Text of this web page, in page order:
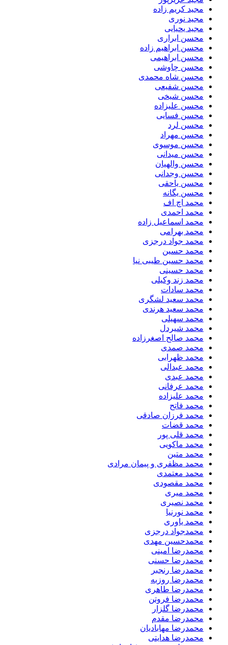
مجید کریم زاده
مجید نوری
مجید یحیایی
محسن ابراری
محسن ابراهیم زاده
محسن ابراهیمی
محسن چاوشی
محسن شاه محمدی
محسن شفیعی
محسن شیخی
محسن علیزاده
محسن فسایی
محسن لرد
محسن مهراد
محسن موسوی
محسن میدانی
محسن والهیان
محسن وجدانی
محسن یاحقی
محسن یگانه
محمد اچ اف
محمد احمدی
محمد اسماعیل زاده
محمد بهرامی
محمد جواد درجزی
محمد حسین
محمد حسین طیبی نیا
محمد حسینی
محمد زند وکیلی
محمد سادات
محمد سعید لشگری
محمد سعید هرندی
محمد سهیلی
​محمد شیردل
محمد صالح اصغرزاده
محمد صمدی
محمد ظهرابی
محمد عبدالی
محمد عبدی
محمد عرفانی
محمد علیزاده
محمد فاتح
محمد فرزان صادقی
محمد قضات
محمد قلی پور
محمد ماکویی
محمد متین
محمد مظفری و پیمان مرادی
محمد معتمدی
محمد مقصودی
محمد میری
محمد نصیری
محمد نورنیا
محمد یاوری
محمدجواد درجزی
محمدحسین مهدی
محمدرضا امینی
محمدرضا حسنی
محمدرضا رنجبر
محمدرضا روزبه
محمدرضا طاهری
محمدرضا فروتن
محمدرضا گلزار
محمدرضا مقدم
محمدرضا مهابادیان
محمدرضا هدایتی